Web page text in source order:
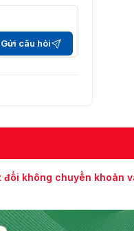
tôi sẵn
Gửi câu hỏi
không chuyển khoản